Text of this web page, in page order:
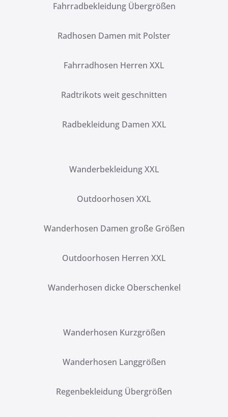
Fahrradbekleidung Übergrößen
Radhosen Damen mit Polster
Fahrradhosen Herren XXL
Radtrikots weit geschnitten
Radbekleidung Damen XXL
Wanderbekleidung XXL
Outdoorhosen XXL
Wanderhosen Damen große Größen
Outdoorhosen Herren XXL
Wanderhosen dicke Oberschenkel
Wanderhosen Kurzgrößen
Wanderhosen Langgrößen
Regenbekleidung Übergrößen